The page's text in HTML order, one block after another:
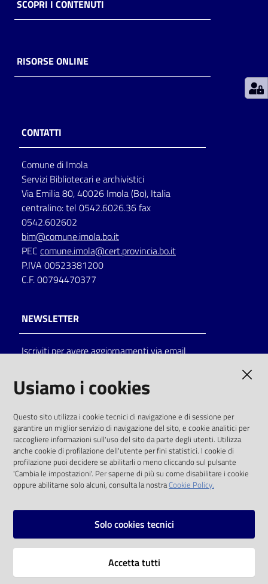
storico
Patto
Seguici
su
Catalogo
on line
Eventi
Chiedi al
bibliotecario
Avvisi
Orari
SCOPRI I CONTENUTI
RISORSE ONLINE
CONTATTI
Comune di Imola
Servizi Bibliotecari e archivistici
Via Emilia 80, 40026 Imola (Bo), Italia
centralino: tel 0542.6026.36 fax
0542.602602
bim@comune.imola.bo.it
PEC comune.imola@cert.provincia.bo.it
P.IVA 00523381200
C.F. 00794470377
NEWSLETTER
Iscriviti per avere aggiornamenti via email
solo alle condizioni previste dalla direttiva
comunitaria 2003/98/CE e dal d.lgs. 36/2006
SOCIAL
Instagram
Vai alla pagina
Usiamo i cookies
Questo sito utilizza i cookie tecnici di navigazione e di sessione per
garantire un miglior servizio di navigazione del sito, e cookie analitici per
raccogliere informazioni sull'uso del sito da parte degli utenti. Utilizza
anche cookie di profilazione dell'utente per fini statistici. I cookie di
profilazione puoi decidere se abilitarli o meno cliccando sul pulsante
'Cambia le impostazioni'. Per saperne di più su come disabilitare i cookie
oppure abilitarne solo alcuni, consulta la nostraCookie Policy.
Solo cookies tecnici
Accetta tutti